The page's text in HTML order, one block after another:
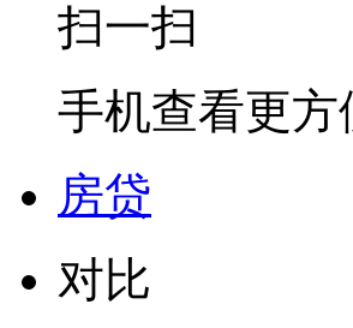
扫一扫
手机查看更方
房贷
对比